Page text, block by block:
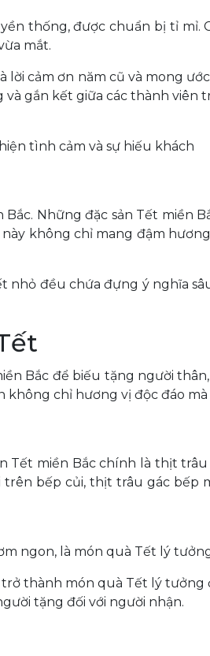
thống, được chuẩn bị tỉ mỉ.
mắt.
cảm ơn năm cũ và mong
gắn kết giữa các thành viên
tình cảm và sự hiếu khách
Những đặc sản Tết miền
không chỉ mang đậm
đều chứa đựng ý nghĩa
Bắc để biếu tặng người
không chỉ hương vị độc đáo
Tết miền Bắc chính là thịt
bếp củi, thịt trâu gác bếp
ngon, là món quà Tết lý
thành món quà Tết lý
tặng đối với người nhận.